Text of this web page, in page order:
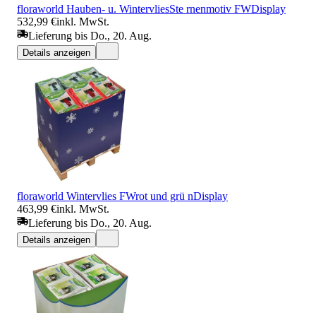
floraworld Hauben- u. WintervliesSte rnenmotiv FWDisplay
532,99 €inkl. MwSt.
Lieferung bis Do., 20. Aug.
Details anzeigen
floraworld Wintervlies FWrot und grü nDisplay
463,99 €inkl. MwSt.
Lieferung bis Do., 20. Aug.
Details anzeigen